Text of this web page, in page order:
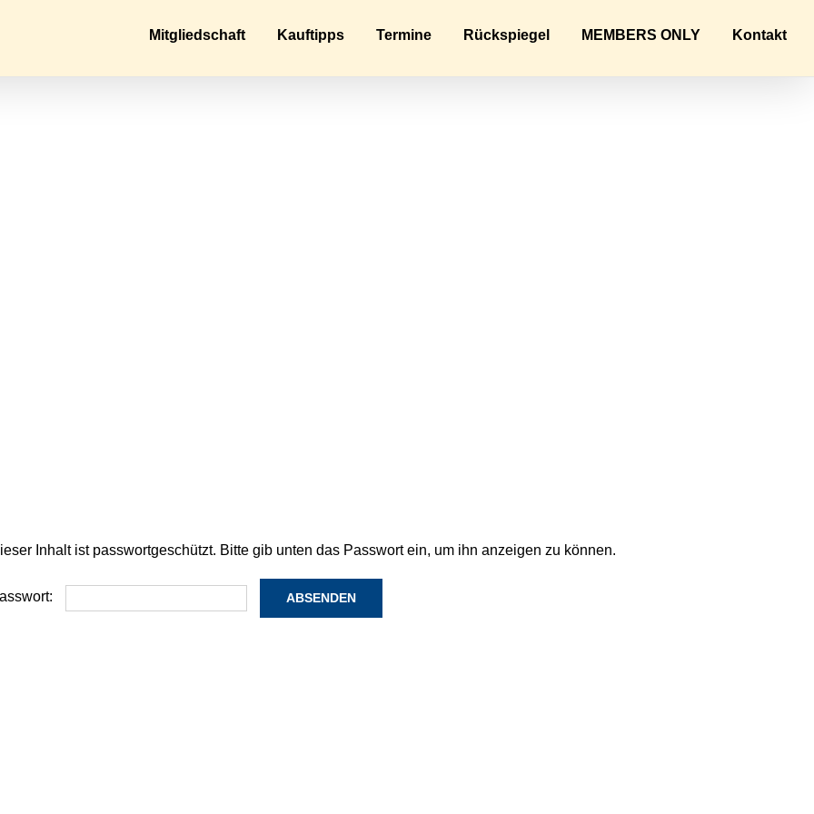
Mitgliedschaft Kauftipps Termine Rückspiegel MEMBERS ONLY Kontakt
Inhalt ist passwortgeschützt. Bitte gib unten das Passwort ein, um ihn anzeigen zu können.